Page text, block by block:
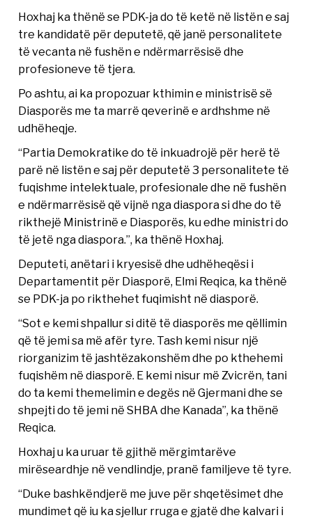
Hoxhaj ka thënë se PDK-ja do të ketë në listën e saj
tre kandidatë për deputetë, që janë personalitete
të vecanta në fushën e ndërmarrësisë dhe
profesioneve të tjera.
Po ashtu, ai ka propozuar kthimin e ministrisë së
Diasporës me ta marrë qeverinë e ardhshme në
udhëheqje.
“Partia Demokratike do të inkuadrojë për herë të
parë në listën e saj për deputetë 3 personalitete të
fuqishme intelektuale, profesionale dhe në fushën
e ndërmarrësisë që vijnë nga diaspora si dhe do të
rikthejë Ministrinë e Diasporës, ku edhe ministri do
të jetë nga diaspora.”, ka thënë Hoxhaj.
Deputeti, anëtari i kryesisë dhe udhëheqësi i
Departamentit për Diasporë, Elmi Reqica, ka thënë
se PDK-ja po rikthehet fuqimisht në diasporë.
“Sot e kemi shpallur si ditë të diasporës me qëllimin
që të jemi sa më afër tyre. Tash kemi nisur një
riorganizim të jashtëzakonshëm dhe po kthehemi
fuqishëm në diasporë. E kemi nisur më Zvicrën, tani
do ta kemi themelimin e degës në Gjermani dhe se
shpejti do të jemi në SHBA dhe Kanada”, ka thënë
Reqica.
Hoxhaj u ka uruar të gjithë mërgimtarëve
mirëseardhje në vendlindje, pranë familjeve të tyre.
“Duke bashkëndjerë me juve për shqetësimet dhe
mundimet që iu ka sjellur rruga e gjatë dhe kalvari i